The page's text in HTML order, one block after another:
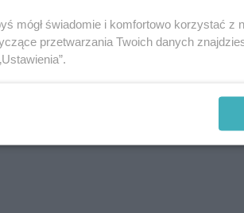
nie tylko dla samego
drogi. Ten przypadek
się z tym, że prędzej czy później
mógł świadomie i komfortowo korzystać z
przetwarzania Twoich danych